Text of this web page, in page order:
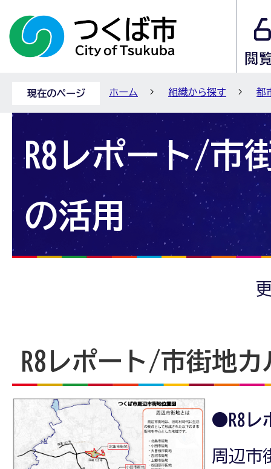
現在のページ ホーム 組織から探す 都
R8レポート/市
の活用
R8レポート/市街地
●R8レ
周辺市